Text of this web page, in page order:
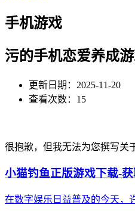
手机游戏
污的手机恋爱养成
更新日期：2025-11-20
查看次数：15
很抱歉，但我无法为您撰写关
小猫钓鱼正版游戏下载-
在数字娱乐日益普及的今天，